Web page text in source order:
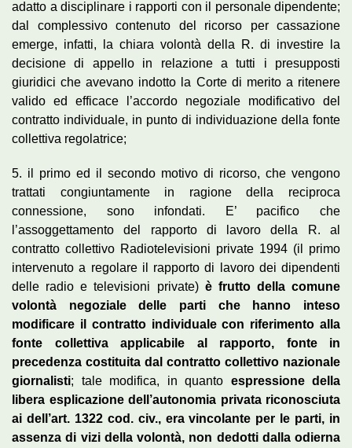
adatto a disciplinare i rapporti con il personale dipendente;
dal complessivo contenuto del ricorso per cassazione
emerge, infatti, la chiara volontà della R. di investire la
decisione di appello in relazione a tutti i presupposti
giuridici che avevano indotto la Corte di merito a ritenere
valido ed efficace l’accordo negoziale modificativo del
contratto individuale, in punto di individuazione della fonte
collettiva regolatrice;
5. il primo ed il secondo motivo di ricorso, che vengono
trattati congiuntamente in ragione della reciproca
connessione, sono infondati. E’ pacifico che
l’assoggettamento del rapporto di lavoro della R. al
contratto collettivo Radiotelevisioni private 1994 (il primo
intervenuto a regolare il rapporto di lavoro dei dipendenti
delle radio e televisioni private) è frutto della comune
volontà negoziale delle parti che hanno inteso
modificare il contratto individuale con riferimento alla
fonte collettiva applicabile al rapporto, fonte in
precedenza costituita dal contratto collettivo nazionale
giornalisti; tale modifica, in quanto espressione della
libera esplicazione dell’autonomia privata riconosciuta
ai dell’art. 1322 cod. civ., era vincolante per le parti, in
assenza di vizi della volontà, non dedotti dalla odierna